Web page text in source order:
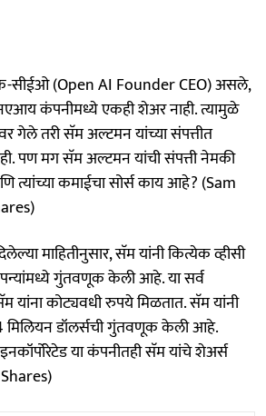
सीईओ (Open AI Founder CEO) असले,
कंपनीमध्ये एकही शेअर नाही. त्यामुळे
गेले तरी सॅम अल्टमन यांच्या संपत्तीत
पण मग सॅम अल्टमन यांची संपत्ती नेमकी
कमाईचा सोर्स काय आहे? (Sam
माहितीनुसार, सॅम यांनी कित्येक व्हीसी
गुंतवणूक केली आहे. या सर्व
यांना कोट्यवधी रुपये मिळतात. सॅम यांनी
मिलियन डॉलर्सची गुंतवणूक केली आहे.
या कंपनीतही सॅम यांचे शेअर्स